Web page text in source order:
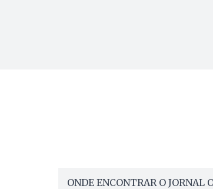
ONDE ENCONTRAR O JORNAL